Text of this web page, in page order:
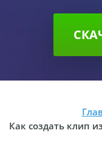
Как создать клип